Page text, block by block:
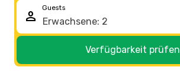
person
Guests
Verfügbarkeit prüfen